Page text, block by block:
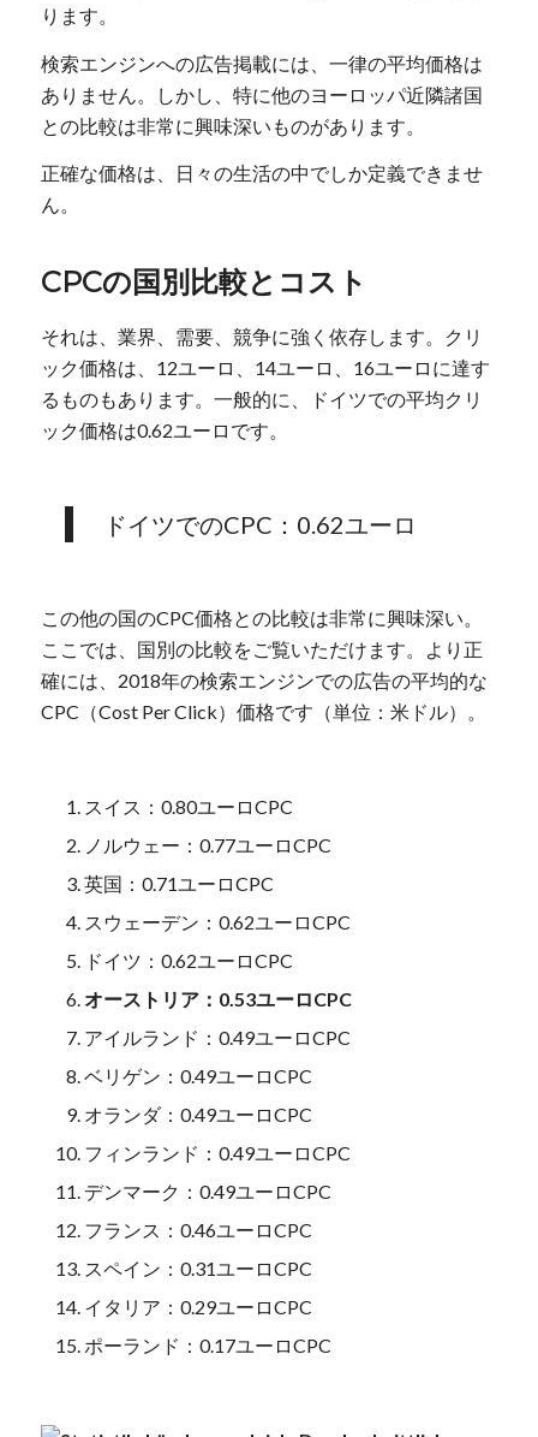
ります。
検索エンジンへの広告掲載には、一律の平均価格は
ありません。しかし、特に他のヨーロッパ近隣諸国
との比較は非常に興味深いものがあります。
正確な価格は、日々の生活の中でしか定義できませ
ん。
CPCの国別比較とコスト
それは、業界、需要、競争に強く依存します。クリ
ック価格は、12ユーロ、14ユーロ、16ユーロに達す
るものもあります。一般的に、ドイツでの平均クリ
ック価格は0.62ユーロです。
ドイツでのCPC：0.62ユーロ
この他の国のCPC価格との比較は非常に興味深い。
ここでは、国別の比較をご覧いただけます。より正
確には、2018年の検索エンジンでの広告の平均的な
CPC（Cost Per Click）価格です（単位：米ドル）。
スイス：0.80ユーロCPC
ノルウェー：0.77ユーロCPC
英国：0.71ユーロCPC
スウェーデン：0.62ユーロCPC
ドイツ：0.62ユーロCPC
オーストリア：0.53ユーロCPC
アイルランド：0.49ユーロCPC
ベリゲン：0.49ユーロCPC
オランダ：0.49ユーロCPC
フィンランド：0.49ユーロCPC
デンマーク：0.49ユーロCPC
フランス：0.46ユーロCPC
スペイン：0.31ユーロCPC
イタリア：0.29ユーロCPC
ポーランド：0.17ユーロCPC